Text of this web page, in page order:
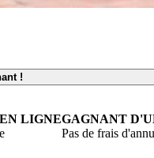
!
LIGNEGAGNANT
Pas de frais